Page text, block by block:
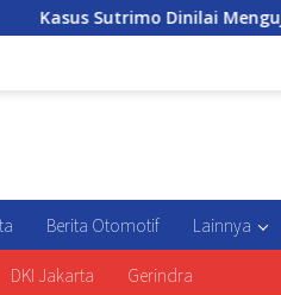
Menguji Komitmen Negara
Berita Otomotif Lainnya
DKI Jakarta Gerindra